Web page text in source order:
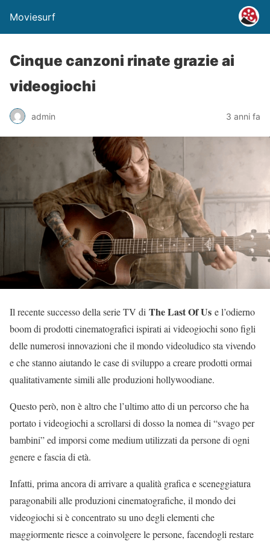
Moviesurf
Cinque canzoni rinate grazie ai
videogiochi
admin 3 anni fa
Il recente successo della serie TV di The Last Of Us e l’odierno
boom di prodotti cinematografici ispirati ai videogiochi sono figli
delle numerosi innovazioni che il mondo videoludico sta vivendo
e che stanno aiutando le case di sviluppo a creare prodotti ormai
qualitativamente simili alle produzioni hollywoodiane.
Questo però, non è altro che l’ultimo atto di un percorso che ha
portato i videogiochi a scrollarsi di dosso la nomea di “svago per
bambini” ed imporsi come medium utilizzati da persone di ogni
genere e fascia di età.
Infatti, prima ancora di arrivare a qualità grafica e sceneggiatura
paragonabili alle produzioni cinematografiche, il mondo dei
videogiochi si è concentrato su uno degli elementi che
maggiormente riesce a coinvolgere le persone, facendogli restare